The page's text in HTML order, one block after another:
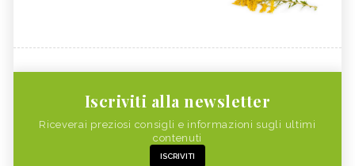
Iscriviti alla newsletter
Riceverai preziosi consigli e informazioni sugli ultimi
contenuti
ISCRIVITI